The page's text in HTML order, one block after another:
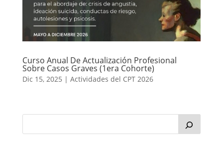
Curso Anual De Actualización Profesional
Sobre Casos Graves (1era Cohorte)
Dic 15, 2025 | Actividades del CPT 2026